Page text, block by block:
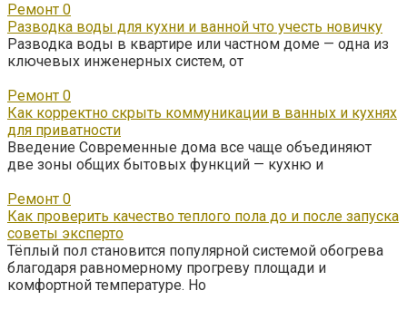
Ремонт 0
Разводка воды для кухни и ванной что учесть новичку
Разводка воды в квартире или частном доме — одна из
ключевых инженерных систем, от
Ремонт 0
Как корректно скрыть коммуникации в ванных и кухнях
для приватности
Введение Современные дома все чаще объединяют
две зоны общих бытовых функций — кухню и
Ремонт 0
Как проверить качество теплого пола до и после запуска
советы эксперто
Тёплый пол становится популярной системой обогрева
благодаря равномерному прогреву площади и
комфортной температуре. Но